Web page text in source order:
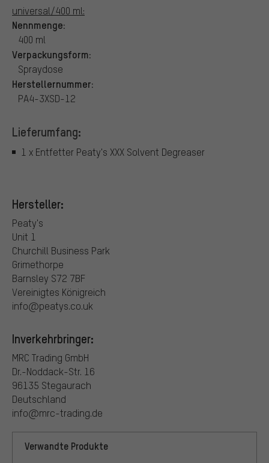
universal/400 ml:
Nennmenge:
400 ml
Verpackungsform:
Spraydose
Herstellernummer:
PA4-3XSD-12
Lieferumfang:
1 x Entfetter Peaty's XXX Solvent Degreaser
Hersteller:
Peaty's
Unit 1
Churchill Business Park
Grimethorpe
Barnsley S72 7BF
Vereinigtes Königreich
info@peatys.co.uk
Inverkehrbringer:
MRC Trading GmbH
Dr.-Noddack-Str. 16
96135 Stegaurach
Deutschland
info@mrc-trading.de
Verwandte Produkte